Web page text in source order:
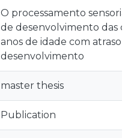
O processamento
de desenvolvimento das
anos de idade com atraso
desenvolvimento
master thesis
Publication